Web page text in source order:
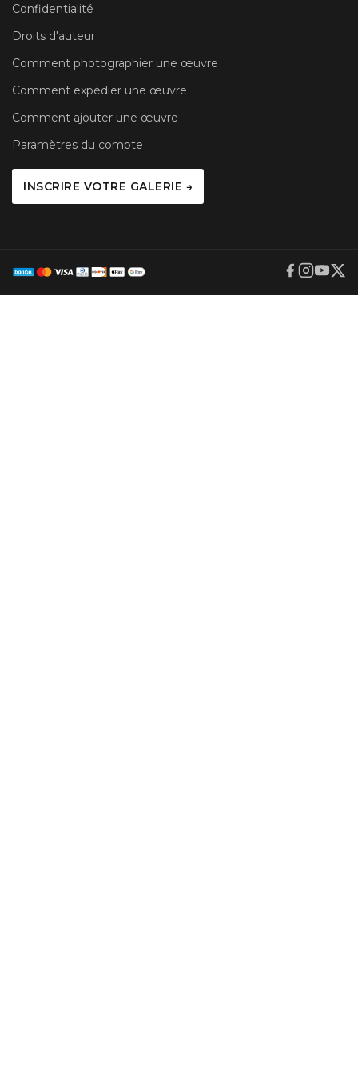
Confidentialité
Droits d'auteur
Comment photographier une œuvre
Comment expédier une œuvre
Comment ajouter une œuvre
Paramètres du compte
INSCRIRE VOTRE GALERIE →